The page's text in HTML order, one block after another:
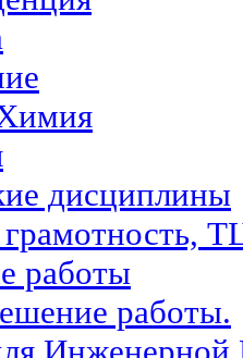
дисциплины
работы
работы.